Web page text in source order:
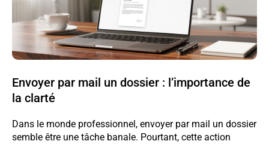
Envoyer par mail un dossier : l’importance de
la clarté
Dans le monde professionnel, envoyer par mail un dossier
semble être une tâche banale. Pourtant, cette action